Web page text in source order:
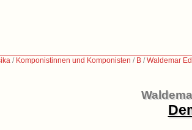
/ Komponistinnen und Komponisten / B /Waldemar